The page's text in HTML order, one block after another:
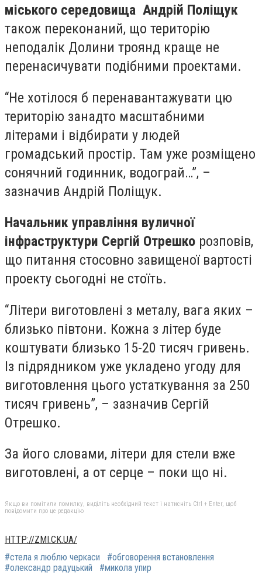
міського середовища Андрій Поліщук
також переконаний, що територію
неподалік Долини троянд краще не
перенасичувати подібними проектами.
“Не хотілося б перенавантажувати цю
територію занадто масштабними
літерами і відбирати у людей
громадський простір. Там уже розміщено
сонячний годинник, водограй…”, –
зазначив Андрій Поліщук.
Начальник управління вуличної
інфраструктури Сергій Отрешко розповів,
що питання стосовно завищеної вартості
проекту сьогодні не стоїть.
“Літери виготовлені з металу, вага яких –
близько півтони. Кожна з літер буде
коштувати близько 15-20 тисяч гривень.
Із підрядником уже укладено угоду для
виготовлення цього устаткування за 250
тисяч гривень”, – зазначив Сергій
Отрешко.
За його словами, літери для стели вже
виготовлені, а от серце – поки що ні.
Якщо ви помітили помилку, виділіть необхідний текст і натисніть Ctrl + Enter, щоб
повідомити про це редакцію
HTTP://ZMI.CK.UA/
#стела я люблю черкаси
#обговорення встановлення
#олександр радуцький
#микола упир